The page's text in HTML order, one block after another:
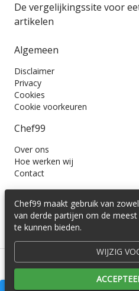
De vergelijkingssite voor
artikelen
Algemeen
Disclaimer
Privacy
Cookies
Cookie voorkeuren
Chef99
Over ons
Hoe werken wij
Contact
© 2016 -2026Cedira B.V.
Chef99 maakt gebruik van
van derde partijen om de
te kunnen bieden.
WIJZIG